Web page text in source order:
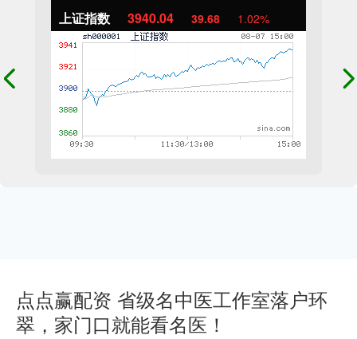
上证指数 3940.04 39.68 1.02%
点点赢配资 省级名中医工作室落户环
翠，家门口就能看名医！